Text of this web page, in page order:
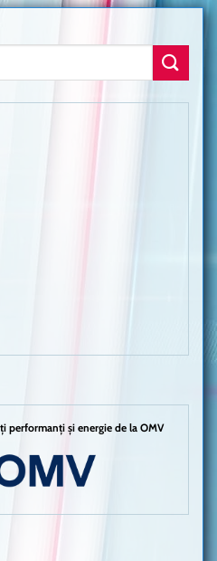
performanți și energie de la OMV